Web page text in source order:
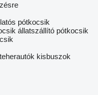
pótkocsik
állatszállító pótkocsik
kisbuszok